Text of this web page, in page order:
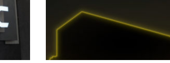
ง
ม่ให้
นภาค
าม